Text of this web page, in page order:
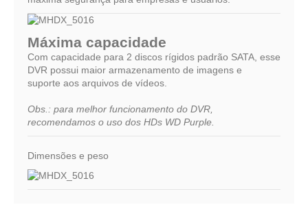
Máxima capacidade
Com capacidade para 2 discos rígidos padrão SATA, esse
DVR possui maior armazenamento de imagens e
suporte aos arquivos de vídeos.
Obs.: para melhor funcionamento do DVR,
recomendamos o uso dos HDs WD Purple.
Dimensões e peso